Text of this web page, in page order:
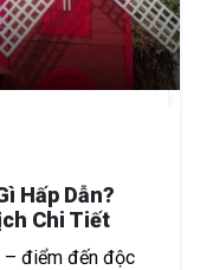
Hấp Dẫn?
Chi Tiết
– điểm đến độc